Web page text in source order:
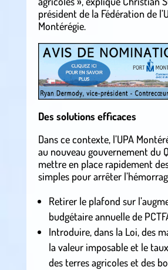
président de la Fédération de
Montérégie.
Des solutions efficaces
Dans ce contexte, l’UPA
au nouveau gouvernement du
mettre en place rapidement
simples pour arrêter
Retirer le plafond sur
budgétaire annuelle de
Introduire, dans la Loi, des
la valeur imposable et le
des terres agricoles et des